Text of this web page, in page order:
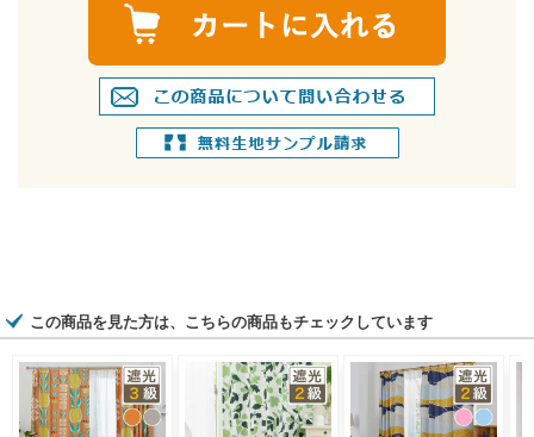
この商品を見た方は、こちらの商品もチェックしています